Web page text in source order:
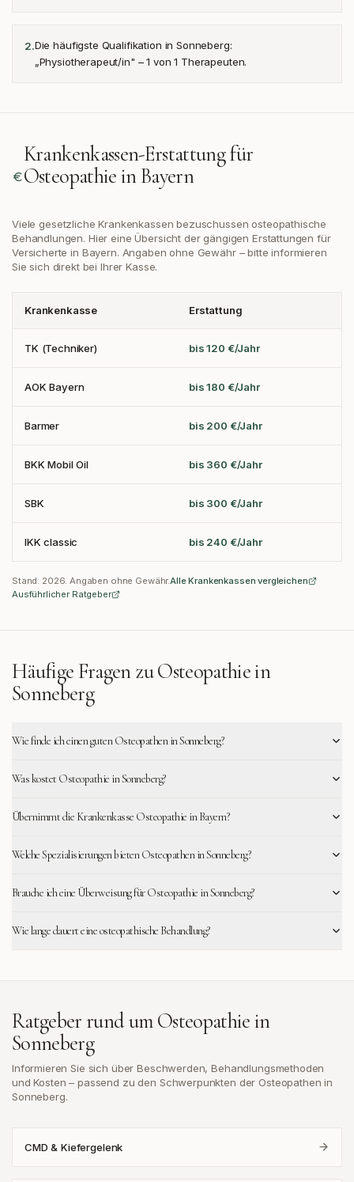
2.Die häufigste Qualifikation in Sonneberg:
„Physiotherapeut/in" – 1 von 1 Therapeuten.
Krankenkassen-Erstattung für
Osteopathie inBayern
Viele gesetzliche Krankenkassen bezuschussen osteopathische
Behandlungen. Hier eine Übersicht der gängigen Erstattungen für
Versicherte in Bayern. Angaben ohne Gewähr – bitte informieren
Sie sich direkt bei Ihrer Kasse.
Krankenkasse Erstattung
TK (Techniker) bis 120 €/Jahr
AOK Bayern bis 180 €/Jahr
Barmer bis 200 €/Jahr
BKK Mobil Oil bis 360 €/Jahr
SBK bis 300 €/Jahr
IKK classic bis 240 €/Jahr
Stand: 2026 . Angaben ohne Gewähr. Alle Krankenkassen vergleichen
Ausführlicher Ratgeber
Häufige Fragen zu Osteopathie in
Sonneberg
Wie finde ich einen guten Osteopathen in Sonneberg?
Was kostet Osteopathie in Sonneberg?
Übernimmt die Krankenkasse Osteopathie in Bayern?
Welche Spezialisierungen bieten Osteopathen in Sonneberg?
Brauche ich eine Überweisung für Osteopathie in Sonneberg?
Wie lange dauert eine osteopathische Behandlung?
Ratgeber rund um Osteopathie in
Sonneberg
Informieren Sie sich über Beschwerden, Behandlungsmethoden
und Kosten – passend zu den Schwerpunkten der Osteopathen in
Sonneberg.
CMD & Kiefergelenk